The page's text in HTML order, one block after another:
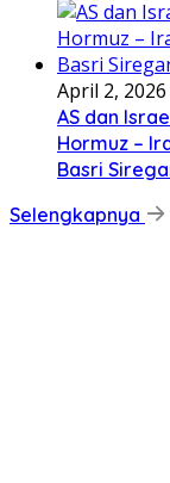
April 2, 2026
AS dan
Hormuz –
Basri
Selengkapnya